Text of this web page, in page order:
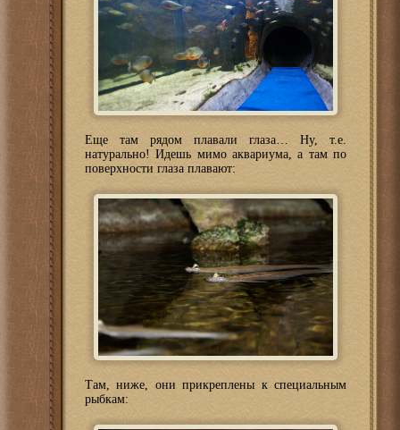
Еще там рядом плавали глаза… Ну, т.е.
натурально! Идешь мимо аквариума, а там по
поверхности глаза плавают:
Там, ниже, они прикреплены к специальным
рыбкам: